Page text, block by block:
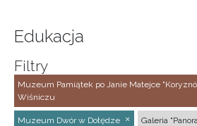
Edukacja
Filtry
Muzeum Pamiątek po Janie Matejce
Wiśniczu
Muzeum Dwór w Dołędze Galeria